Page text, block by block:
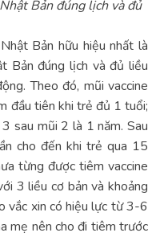
Bản đúng lịch và đủ
Bản hữu hiệu nhất là
Bản đúng lịch và đủ liều
Theo đó, mũi vaccine
đầu tiên khi trẻ đủ 1 tuổi;
sau mũi 2 là 1 năm. Sau
cho đến khi trẻ qua 15
từng được tiêm vaccine
3 liều cơ bản và khoảng
vắc xin có hiệu lực từ 3-6
mẹ nên cho đi tiêm trước